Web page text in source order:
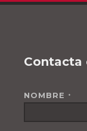
Contacta
NOMBRE *